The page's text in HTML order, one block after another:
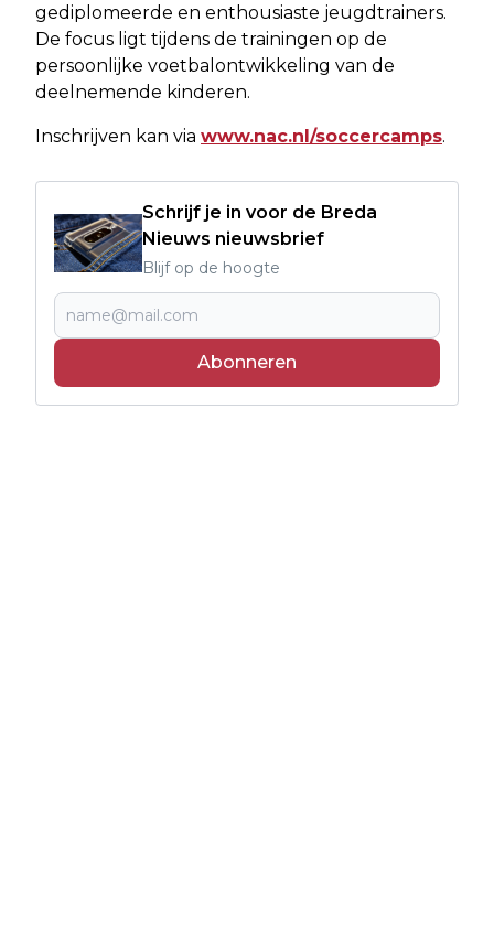
gediplomeerde en enthousiaste jeugdtrainers.
De focus ligt tijdens de trainingen op de
persoonlijke voetbalontwikkeling van de
deelnemende kinderen.
Inschrijven kan via www.nac.nl/soccercamps.
Schrijf je in voor de Breda
Nieuws nieuwsbrief
Blijf op de hoogte
Abonneren